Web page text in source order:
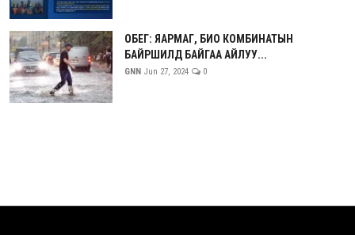
ОБЕГ: ЯАРМАГ, БИО КОМБИНАТЫН
БАЙРШИЛД БАЙГАА АЙЛУУ...
GNN Jun 27, 2024 0